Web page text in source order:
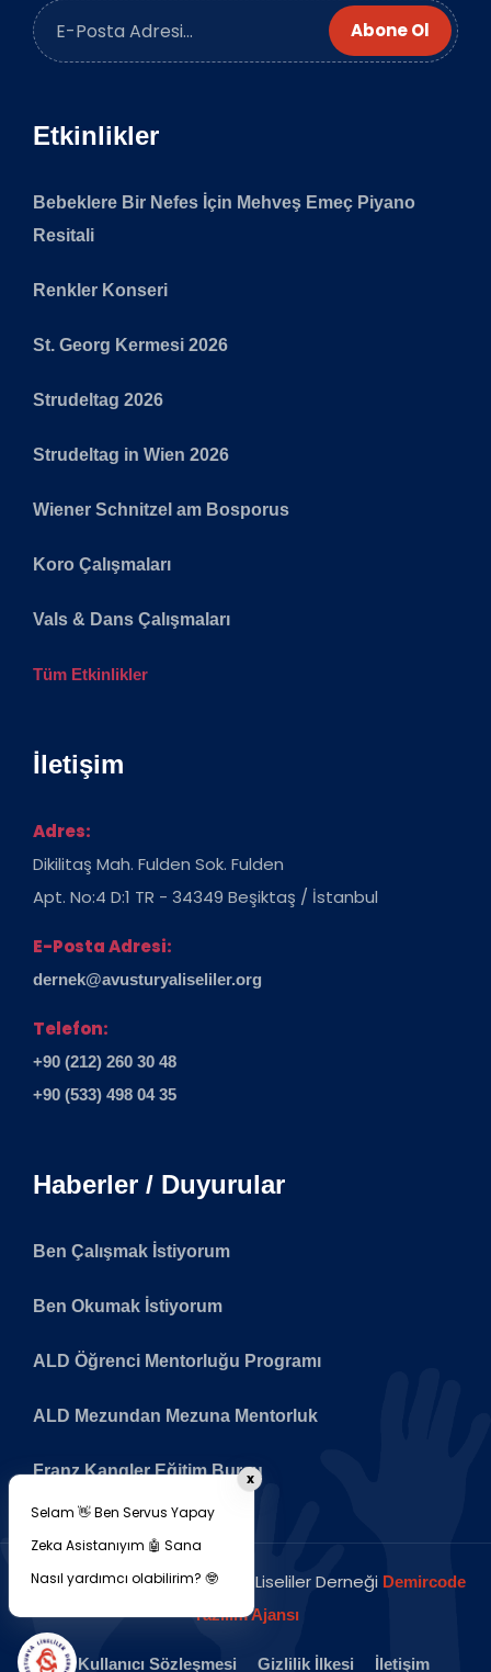
Abone Ol
Etkinlikler
Bebeklere Bir Nefes İçin Mehveş Emeç Piyano
Resitali
Renkler Konseri
St. Georg Kermesi 2026
Strudeltag 2026
Strudeltag in Wien 2026
Wiener Schnitzel am Bosporus
Koro Çalışmaları
Vals & Dans Çalışmaları
Tüm Etkinlikler
İletişim
Adres:
Dikilitaş Mah. Fulden Sok. Fulden
Apt. No:4 D:1 TR - 34349 Beşiktaş / İstanbul
E-Posta Adresi:
dernek@avusturyaliseliler.org
Telefon:
+90 (212) 260 30 48
+90 (533) 498 04 35
Haberler / Duyurular
Ben Çalışmak İstiyorum
Ben Okumak İstiyorum
ALD Öğrenci Mentorluğu Programı
ALD Mezundan Mezuna Mentorluk
Franz Kangler Eğitim Bursu
Copyright © 2026 Avusturya Liseliler Derneği Demircode
Yazılım Ajansı
Kullanıcı Sözleşmesi Gizlilik İlkesi İletişim
Selam 👋 Ben Servus Yapay
Zeka Asistanıyım 🤖 Sana
Nasıl yardımcı olabilirim? 🤓
x